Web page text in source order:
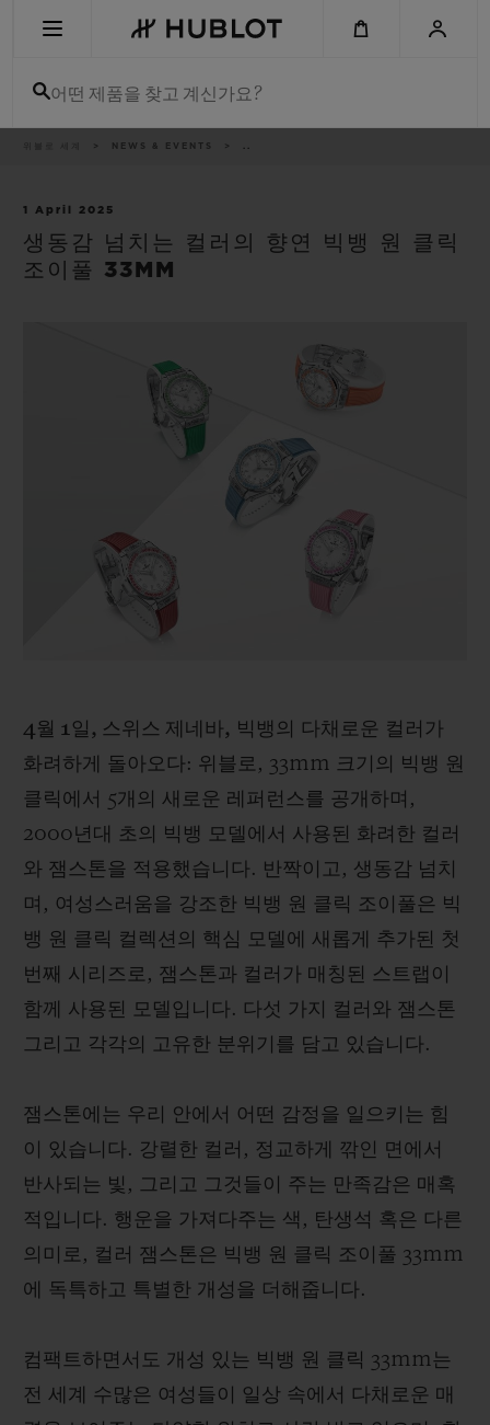
어떤 제품을 찾고 계신가요?
NEWS & EVENTS ..
1 April 2025
생동감 넘치는 컬러의 향연 빅뱅 원 클릭
조이풀 33MM
4월 1일, 스위스 제네바, 빅뱅의 다채로운 컬러가
화려하게 돌아오다: 위블로, 33mm 크기의 빅뱅 원
클릭에서 5개의 새로운 레퍼런스를 공개하며,
2000년대 초의 빅뱅 모델에서 사용된 화려한 컬러
와 잼스톤을 적용했습니다. 반짝이고, 생동감 넘치
며, 여성스러움을 강조한 빅뱅 원 클릭 조이풀은 빅
뱅 원 클릭 컬렉션의 핵심 모델에 새롭게 추가된 첫
번째 시리즈로, 잼스톤과 컬러가 매칭된 스트랩이
함께 사용된 모델입니다. 다섯 가지 컬러와 잼스톤
그리고 각각의 고유한 분위기를 담고 있습니다.
잼스톤에는 우리 안에서 어떤 감정을 일으키는 힘
이 있습니다. 강렬한 컬러, 정교하게 깎인 면에서
반사되는 빛, 그리고 그것들이 주는 만족감은 매혹
적입니다. 행운을 가져다주는 색, 탄생석 혹은 다른
의미로, 컬러 잼스톤은 빅뱅 원 클릭 조이풀 33mm
에 독특하고 특별한 개성을 더해줍니다.
컴팩트하면서도 개성 있는 빅뱅 원 클릭 33mm는
전 세계 수많은 여성들이 일상 속에서 다채로운 매
신제품
빅뱅
휴블로티스타 및 연장 보증
무료 배송 & 반품
안전한 결제
연락처